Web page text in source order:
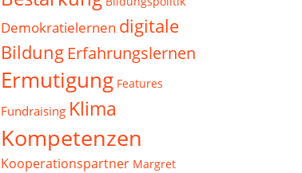
Demokratielernen digitale
Bildung Erfahrungslernen
Ermutigung Features
Fundraising Klima
Kompetenzen
Kooperationspartner Margret